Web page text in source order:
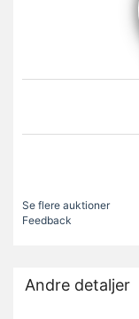
Se flere auktioner
Feedback
Andre detaljer